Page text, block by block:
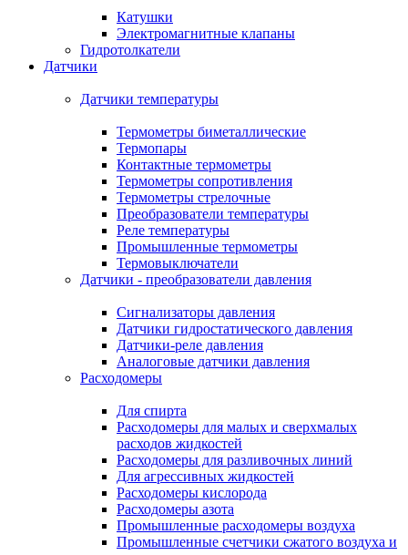
Катушки
Электромагнитные клапаны
Гидротолкатели
Датчики
Датчики температуры
Термометры биметаллические
Термопары
Контактные термометры
Термометры сопротивления
Термометры стрелочные
Преобразователи температуры
Реле температуры
Промышленные термометры
Термовыключатели
Датчики - преобразователи давления
Сигнализаторы давления
Датчики гидростатического давления
Датчики-реле давления
Аналоговые датчики давления
Расходомеры
Для спирта
Расходомеры для малых и сверхмалых
расходов жидкостей
Расходомеры для разливочных линий
Для агрессивных жидкостей
Расходомеры кислорода
Расходомеры азота
Промышленные расходомеры воздуха
Промышленные счетчики сжатого воздуха и